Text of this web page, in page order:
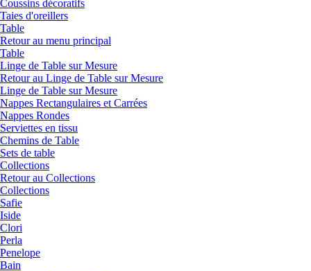
Coussins décoratifs
Taies d'oreillers
Table
Retour au menu principal
Table
Linge de Table sur Mesure
Retour au Linge de Table sur Mesure
Linge de Table sur Mesure
Nappes Rectangulaires et Carrées
Nappes Rondes
Serviettes en tissu
Chemins de Table
Sets de table
Collections
Retour au Collections
Collections
Safie
Iside
Clori
Perla
Penelope
Bain